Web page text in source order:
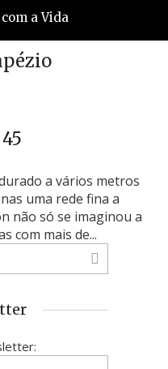
a vários metros
uma rede fina a
não só se imaginou a
com mais de...